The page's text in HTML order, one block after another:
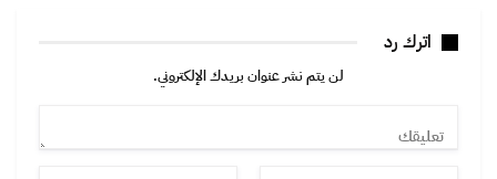
اترك رد
لن يتم نشر عنوان بريدك الإلكتروني.